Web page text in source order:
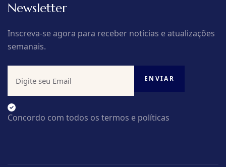
Newsletter
Inscreva-se agora para receber notícias e atualizações
semanais.
Concordo com todos os termos e políticas